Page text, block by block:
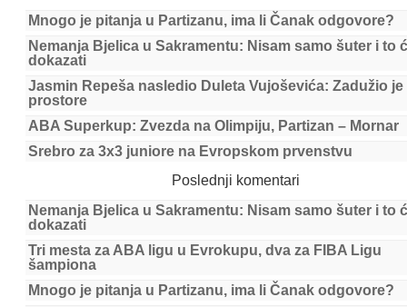
Mnogo je pitanja u Partizanu, ima li Čanak odgovore?
Nemanja Bjelica u Sakramentu: Nisam samo šuter i to
dokazati
Jasmin Repeša nasledio Duleta Vujoševića: Zadužio je
prostore
ABA Superkup: Zvezda na Olimpiju, Partizan – Mornar
Srebro za 3x3 juniore na Evropskom prvenstvu
Poslednji komentari
Nemanja Bjelica u Sakramentu: Nisam samo šuter i to
dokazati
Tri mesta za ABA ligu u Evrokupu, dva za FIBA Ligu
šampiona
Mnogo je pitanja u Partizanu, ima li Čanak odgovore?